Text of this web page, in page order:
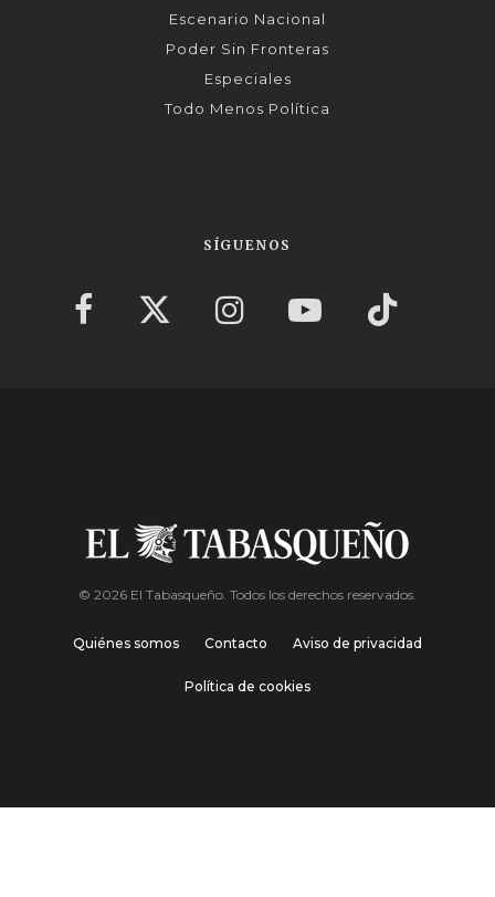
Escenario Nacional
Poder Sin Fronteras
Especiales
Todo Menos Política
SÍGUENOS
© 2026 El Tabasqueño. Todos los derechos reservados.
Quiénes somos Contacto Aviso de privacidad
Política de cookies